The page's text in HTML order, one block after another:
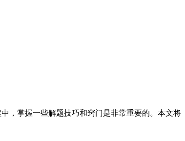
，掌握一些解题技巧和窍门是非常重要的。本文将